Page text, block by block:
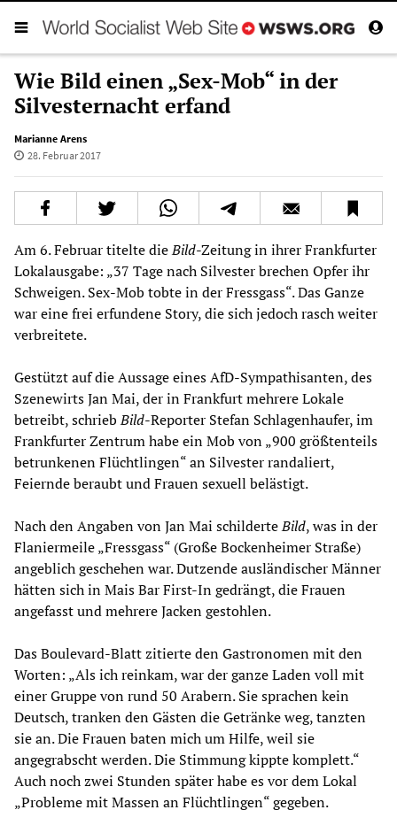
Wie Bild einen „Sex-Mob“ in der
Silvesternacht erfand
Marianne Arens
28. Februar 2017
Am 6. Februar titelte dieBild-Zeitung in ihrer Frankfurter
Lokalausgabe: „37 Tage nach Silvester brechen Opfer ihr
Schweigen. Sex-Mob tobte in der Fressgass“. Das Ganze
war eine frei erfundene Story, die sich jedoch rasch weiter
verbreitete.
Gestützt auf die Aussage eines AfD-Sympathisanten, des
Szenewirts Jan Mai, der in Frankfurt mehrere Lokale
betreibt, schriebBild-Reporter Stefan Schlagenhaufer, im
Frankfurter Zentrum habe ein Mob von „900 größtenteils
betrunkenen Flüchtlingen“ an Silvester randaliert,
Feiernde beraubt und Frauen sexuell belästigt.
Nach den Angaben von Jan Mai schilderteBild, was in der
Flaniermeile „Fressgass“ (Große Bockenheimer Straße)
angeblich geschehen war. Dutzende ausländischer Männer
hätten sich in Mais Bar First-In gedrängt, die Frauen
angefasst und mehrere Jacken gestohlen.
Das Boulevard-Blatt zitierte den Gastronomen mit den
Worten: „Als ich reinkam, war der ganze Laden voll mit
einer Gruppe von rund 50 Arabern. Sie sprachen kein
Deutsch, tranken den Gästen die Getränke weg, tanzten
sie an. Die Frauen baten mich um Hilfe, weil sie
angegrabscht werden. Die Stimmung kippte komplett.“
Auch noch zwei Stunden später habe es vor dem Lokal
„Probleme mit Massen an Flüchtlingen“ gegeben.